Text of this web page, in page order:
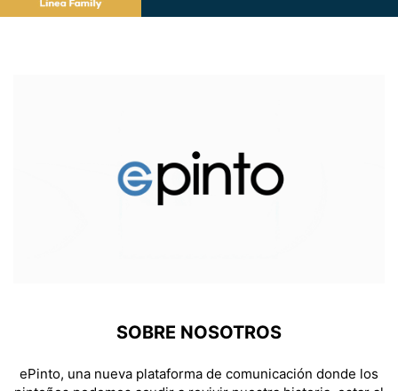
SOBRE NOSOTROS
ePinto, una nueva plataforma de comunicación donde los